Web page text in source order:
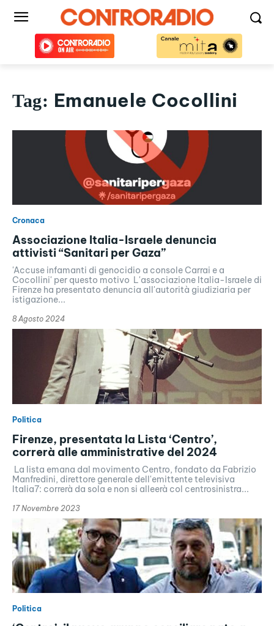
Tag: Emanuele Cocollini
Cronaca
Associazione Italia-Israele denuncia
attivisti “Sanitari per Gaza”
'Accuse infamanti di genocidio a console Carrai e a
Cocollini' per questo motivo L'associazione Italia-Israele di
Firenze ha presentato denuncia all'autorità giudiziaria per
istigazione...
8 Agosto 2024
Politica
Firenze, presentata la Lista ‘Centro’,
correrà alle amministrative del 2024
La lista emana dal movimento Centro, fondato da Fabrizio
Manfredini, direttore generale dell'emittente televisiva
Italia7: correrà da sola e non si alleerà col centrosinistra...
17 Novembre 2023
Politica